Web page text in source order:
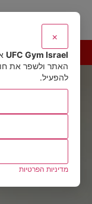
×
UFC Gym Israel
האתר ולשפר את
להפעיל.
מדיניות הפרטיות